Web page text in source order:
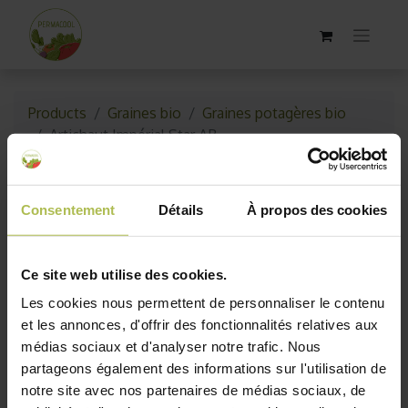
Consentement Détails À propos des cookies
Ce site web utilise des cookies.
Les cookies nous permettent de personnaliser le contenu
et les annonces, d'offrir des fonctionnalités relatives aux
médias sociaux et d'analyser notre trafic. Nous
partageons également des informations sur l'utilisation de
notre site avec nos partenaires de médias sociaux, de
Products Graines bio
Graines potagères bio
Artichaut Impérial Star AB